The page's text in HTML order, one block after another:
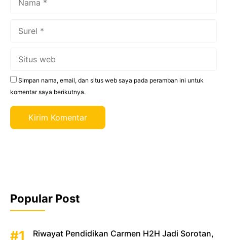
Simpan nama, email, dan situs web saya pada peramban ini untuk
komentar saya berikutnya.
Popular Post
Riwayat Pendidikan Carmen H2H Jadi Sorotan,